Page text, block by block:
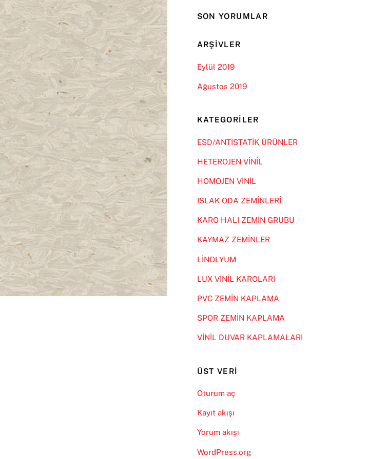
SON YORUMLAR
ARŞIVLER
Eylül 2019
Ağustos 2019
KATEGORILER
ESD/ANTİSTATİK ÜRÜNLER
HETEROJEN VİNİL
HOMOJEN VİNİL
ISLAK ODA ZEMİNLERİ
KARO HALI ZEMİN GRUBU
KAYMAZ ZEMİNLER
LİNOLYUM
LUX VİNİL KAROLARI
PVC ZEMİN KAPLAMA
SPOR ZEMİN KAPLAMA
VİNİL DUVAR KAPLAMALARI
ÜST VERI
Oturum aç
Kayıt akışı
Yorum akışı
WordPress.org